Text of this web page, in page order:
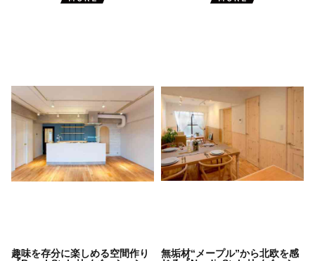
趣味を存分に楽しめる空間作り
無垢材“メープル”から北欧を感